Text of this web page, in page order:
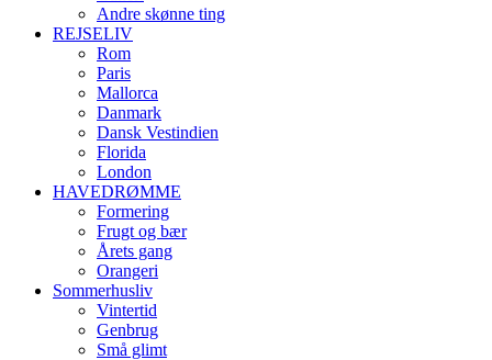
Andre skønne ting
REJSELIV
Rom
Paris
Mallorca
Danmark
Dansk Vestindien
Florida
London
HAVEDRØMME
Formering
Frugt og bær
Årets gang
Orangeri
Sommerhusliv
Vintertid
Genbrug
Små glimt